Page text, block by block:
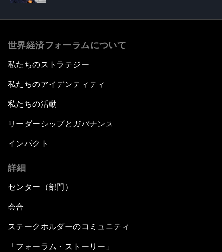
世界経済フォーラムについて
私たちのストラテジー
私たちのアイデンティティ
私たちの活動
リーダーシップとガバナンス
インパクト
詳細
センター（部門）
会合
ステークホルダーのコミュニティ
「フォーラム・ストーリー」